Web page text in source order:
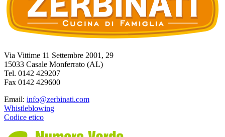
Via Vittime 11 Settembre 2001, 29
15033 Casale Monferrato (AL)
Tel. 0142 429207
Fax 0142 429600
Email: info@zerbinati.com
Whistleblowing
Codice etico